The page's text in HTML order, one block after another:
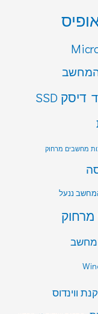
דיסק SSD
מחשבים מרחוק
ננעל
ווינדוס